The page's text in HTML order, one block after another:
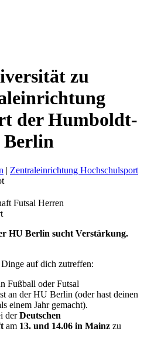
zu
der Humboldt-
Berlin
| Zentraleinrichtung Hochschulsport
Futsal Herren
HU Berlin sucht Verstärkung.
auf dich zutreffen:
Fußball oder Futsal
an der HU Berlin (oder hast deinen
einem Jahr gemacht).
derDeutschen
am 13. und 14.06 in Mainz zu